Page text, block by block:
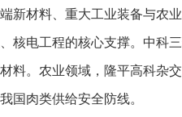
新材料、重大工业装备与农
核电工程的核心支撑。中科
料。农业领域，隆平高科杂
国肉类供给安全防线。